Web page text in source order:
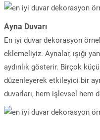
Ayna Duvarı
En iyi duvar dekorasyon
eklemeliyiz. Aynalar, ışığı
aydınlık gösterir. Birçok
düzenleyerek etkileyici bir
duvarları, hem işlevsel hem